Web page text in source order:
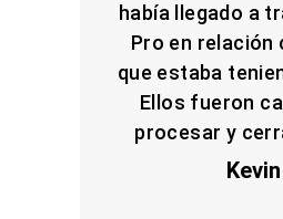
había llegado a
Pro en relación
que estaba
Ellos fueron
procesar y